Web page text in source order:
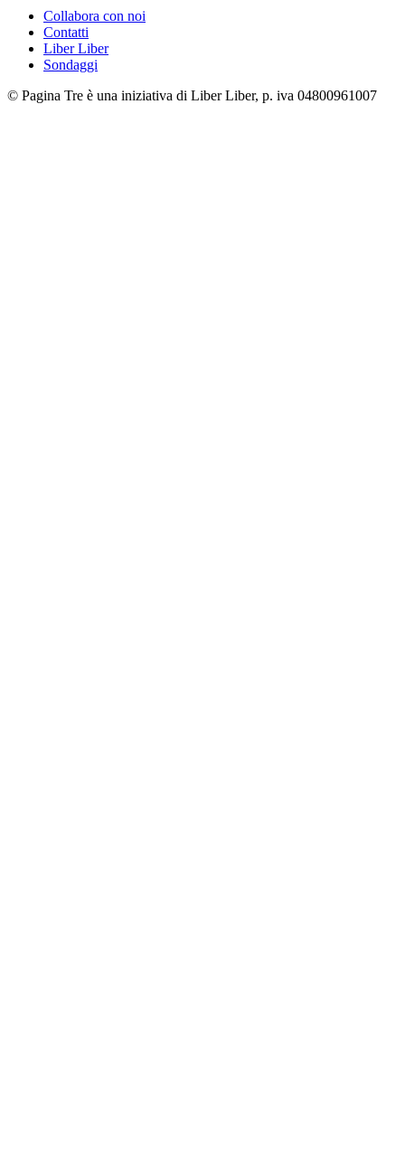
Collabora con noi
Contatti
Liber Liber
Sondaggi
© Pagina Tre è una iniziativa di Liber Liber, p. iva 04800961007